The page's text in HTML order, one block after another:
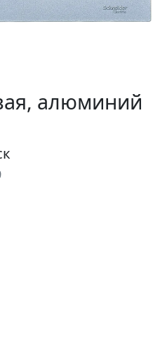
алюминий